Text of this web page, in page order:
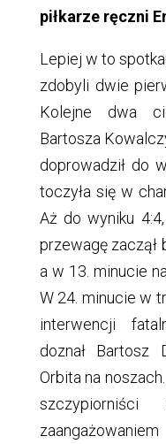
piłkarze ręczni
Lepiej w to
zdobyli dwie
Kolejne dwa
Bartosza
doprowadził do
toczyła się w
Aż do wyniku
przewagę zaczął
a w 13. minucie
W 24. minucie w
interwencji
doznał Bartosz
Orbita na